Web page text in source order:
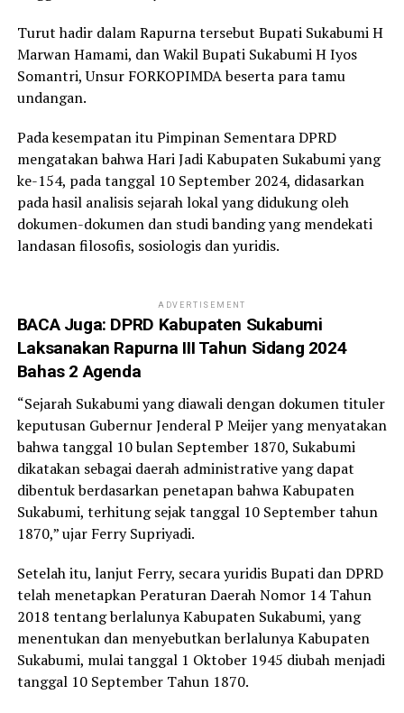
Turut hadir dalam Rapurna tersebut Bupati Sukabumi H
Marwan Hamami, dan Wakil Bupati Sukabumi H Iyos
Somantri, Unsur FORKOPIMDA beserta para tamu
undangan.
Pada kesempatan itu Pimpinan Sementara DPRD
mengatakan bahwa Hari Jadi Kabupaten Sukabumi yang
ke-154, pada tanggal 10 September 2024, didasarkan
pada hasil analisis sejarah lokal yang didukung oleh
dokumen-dokumen dan studi banding yang mendekati
landasan filosofis, sosiologis dan yuridis.
ADVERTISEMENT
BACA Juga: DPRD Kabupaten Sukabumi
Laksanakan Rapurna III Tahun Sidang 2024
Bahas 2 Agenda
“Sejarah Sukabumi yang diawali dengan dokumen tituler
keputusan Gubernur Jenderal P Meijer yang menyatakan
bahwa tanggal 10 bulan September 1870, Sukabumi
dikatakan sebagai daerah administrative yang dapat
dibentuk berdasarkan penetapan bahwa Kabupaten
Sukabumi, terhitung sejak tanggal 10 September tahun
1870,” ujar Ferry Supriyadi.
Setelah itu, lanjut Ferry, secara yuridis Bupati dan DPRD
telah menetapkan Peraturan Daerah Nomor 14 Tahun
2018 tentang berlalunya Kabupaten Sukabumi, yang
menentukan dan menyebutkan berlalunya Kabupaten
Sukabumi, mulai tanggal 1 Oktober 1945 diubah menjadi
tanggal 10 September Tahun 1870.